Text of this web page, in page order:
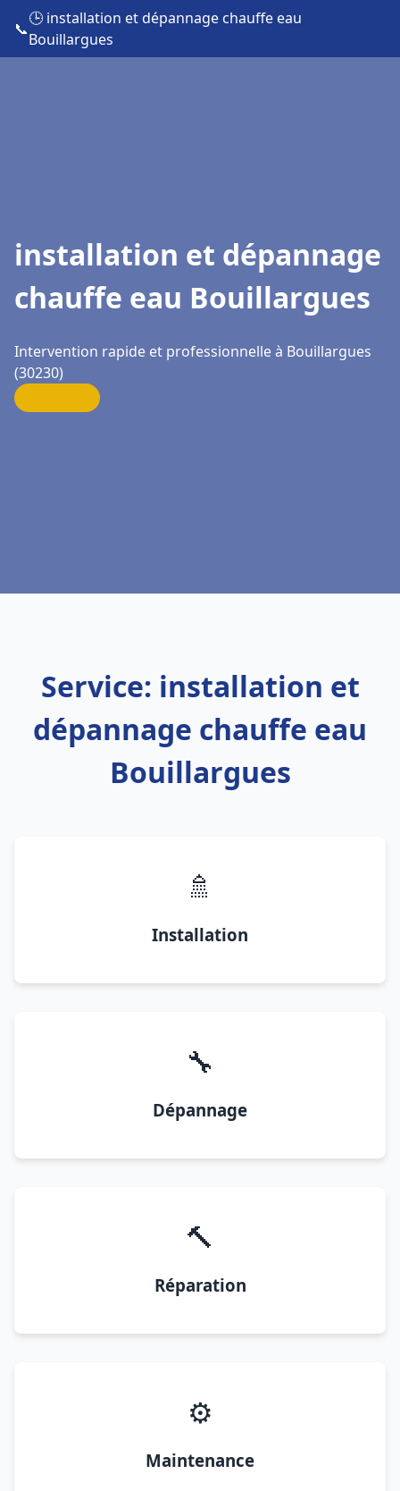
📞
🕒 installation et dépannage chauffe eau
Bouillargues
installation et dépannage
chauffe eau Bouillargues
Intervention rapide et professionnelle à Bouillargues
(30230)
Service: installation et
dépannage chauffe eau
Bouillargues
🚿
Installation
🔧
Dépannage
🔨
Réparation
⚙️
Maintenance